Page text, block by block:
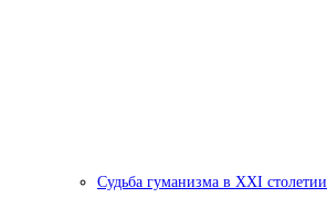
Судьба гуманизма в XXI столетии